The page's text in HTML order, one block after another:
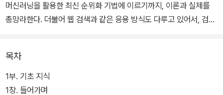
머신러닝을 활용한 최신 순위화 기법에 이르기까지, 이론과 실제를
총망라한다. 더불어 웹 검색과 같은 응용 방식도 다루고 있어서, 검색
목차
1부. 기초 지식
1장. 들어가며